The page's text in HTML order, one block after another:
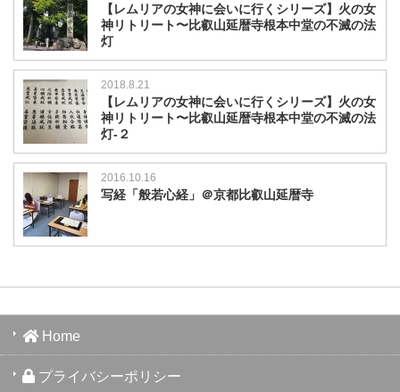
【レムリアの女神に会いに行くシリーズ】火の女
神リトリート〜比叡山延暦寺根本中堂の不滅の法
灯
2018.8.21
【レムリアの女神に会いに行くシリーズ】火の女
神リトリート〜比叡山延暦寺根本中堂の不滅の法
灯-２
2016.10.16
写経「般若心経」＠京都比叡山延暦寺
Home
プライバシーポリシー